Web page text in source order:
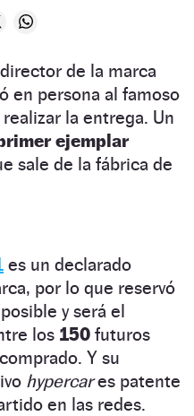
de la marca
en persona al famoso
realizar la entrega. Un
ejemplar
sale de la fábrica de
es un declarado
por lo que reservó
y será el
los 150 futuros
Y su
hypercares patente
en las redes.